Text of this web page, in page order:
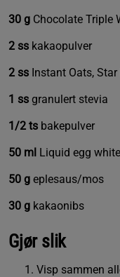
30 g Chocolate Triple
2 ss kakaopulver
2 ss Instant Oats,
1 ss granulert stevia
1/2 ts bakepulver
50 ml Liquid egg
50 g eplesaus/mos
30 g kakaonibs
Gjør slik
Visp sammen